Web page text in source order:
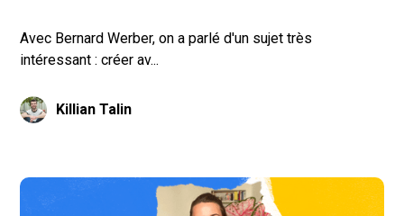
Avec Bernard Werber, on a parlé d'un sujet très
intéressant : créer av...
Killian Talin